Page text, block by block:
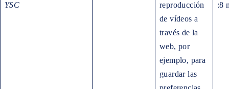
YSC
reproducción
de vídeos a
través de la
web, por
ejemplo, para
guardar las
:8